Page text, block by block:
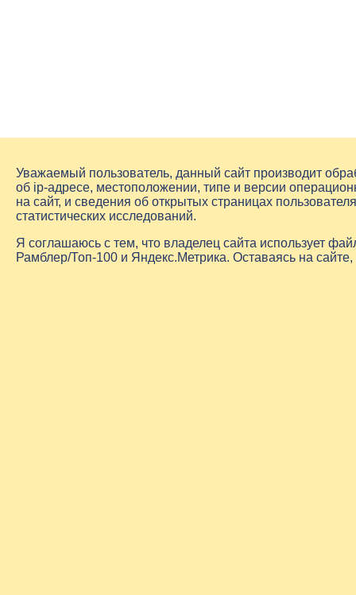
Уважаемый пользователь, данный сайт производит
об ip-адресе, местоположении, типе и версии
на сайт, и сведения об открытых страницах
статистических исследований.
Я соглашаюсь с тем, что владелец сайта использует
Рамблер/Топ-100 и Яндекс.Метрика. Оставаясь на